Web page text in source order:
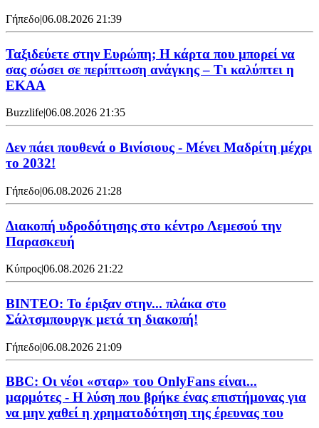
Γήπεδο|06.08.2026 21:39
Ταξιδεύετε στην Ευρώπη; Η κάρτα που μπορεί να
σας σώσει σε περίπτωση ανάγκης – Τι καλύπτει η
ΕΚΑΑ
Buzzlife|06.08.2026 21:35
Δεν πάει πουθενά ο Βινίσιους - Μένει Μαδρίτη μέχρι
το 2032!
Γήπεδο|06.08.2026 21:28
Διακοπή υδροδότησης στο κέντρο Λεμεσού την
Παρασκευή
Κύπρος|06.08.2026 21:22
ΒΙΝΤΕΟ: Το έριξαν στην... πλάκα στο
Σάλτσμπουργκ μετά τη διακοπή!
Γήπεδο|06.08.2026 21:09
BBC: Οι νέοι «σταρ» του OnlyFans είναι...
μαρμότες - Η λύση που βρήκε ένας επιστήμονας για
να μην χαθεί η χρηματοδότηση της έρευνας του